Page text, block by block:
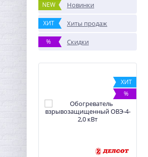
NEW Новинки
ХИТ Хиты продаж
% Скидки
ХИТ
%